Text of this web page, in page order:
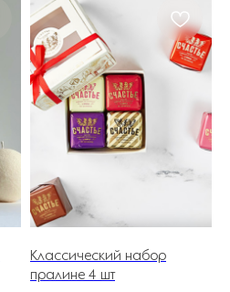
Классический набор
пралине 4 шт